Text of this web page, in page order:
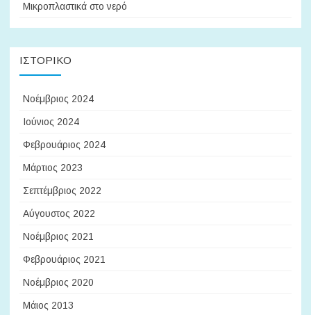
Μικροπλαστικά στο νερό
ΙΣΤΟΡΙΚΌ
Νοέμβριος 2024
Ιούνιος 2024
Φεβρουάριος 2024
Μάρτιος 2023
Σεπτέμβριος 2022
Αύγουστος 2022
Νοέμβριος 2021
Φεβρουάριος 2021
Νοέμβριος 2020
Μάιος 2013